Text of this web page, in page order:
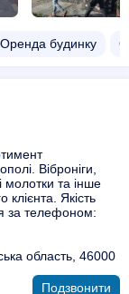
Оренда будинку
Віброніги,
молотки та інше
клієнта. Якість
за телефоном:
область, 46000
Подзвонити